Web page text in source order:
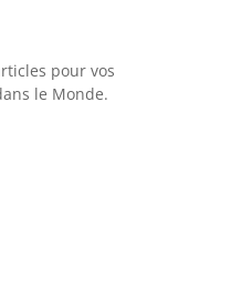
pour vos
le Monde.